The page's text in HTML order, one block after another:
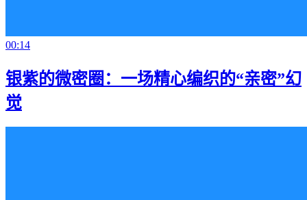
00:14
银紫的微密圈：一场精心编织的“亲密”幻
觉